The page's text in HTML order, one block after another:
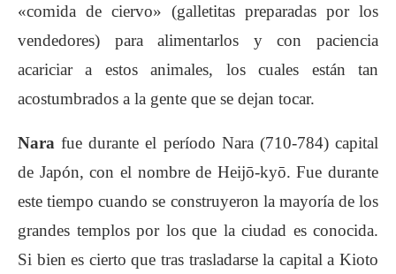
«comida de ciervo» (galletitas preparadas por los
vendedores) para alimentarlos y con paciencia
acariciar a estos animales, los cuales están tan
acostumbrados a la gente que se dejan tocar.
Nara fue durante el período Nara (710-784) capital
de Japón, con el nombre de Heijō-kyō. Fue durante
este tiempo cuando se construyeron la mayoría de los
grandes templos por los que la ciudad es conocida.
Si bien es cierto que tras trasladarse la capital a Kioto